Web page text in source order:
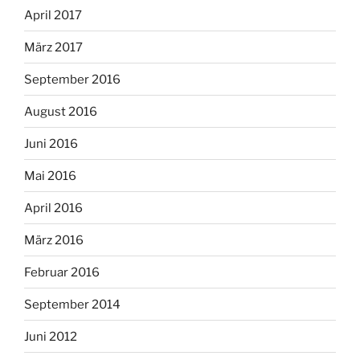
April 2017
März 2017
September 2016
August 2016
Juni 2016
Mai 2016
April 2016
März 2016
Februar 2016
September 2014
Juni 2012